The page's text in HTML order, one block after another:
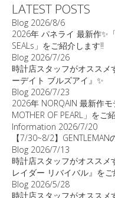
LATEST POSTS
Blog 2026/8/6
2026年 パネライ 最新作✨
SEALs」をご紹介します‼️
Blog 2026/7/26
時計店スタッフがオススメ
ーデイト ブルズアイ』✨
Blog 2026/7/23
2026年 NORQAIN 最新作モ
MOTHER OF PEARL」をご
Information 2026/7/20
【7/30~8/2】
Blog 2026/7/13
時計店スタッフがオスス
レイダー リバイバル』をご
Blog 2026/5/28
時計店スタッフがオススメ